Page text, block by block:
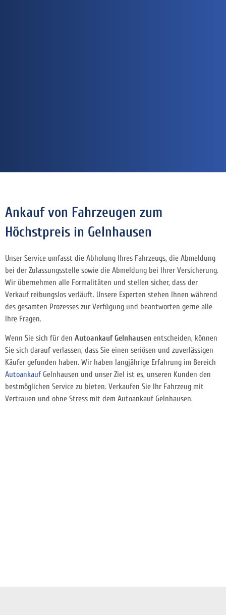
Ankauf von Fahrzeugen zum
Höchstpreis in Gelnhausen
Unser Service umfasst die Abholung Ihres Fahrzeugs, die Abmeldung
bei der Zulassungsstelle sowie die Abmeldung bei Ihrer Versicherung.
Wir übernehmen alle Formalitäten und stellen sicher, dass der
Verkauf reibungslos verläuft. Unsere Experten stehen Ihnen während
des gesamten Prozesses zur Verfügung und beantworten gerne alle
Ihre Fragen.
Wenn Sie sich für den Autoankauf Gelnhausen entscheiden, können
Sie sich darauf verlassen, dass Sie einen seriösen und zuverlässigen
Käufer gefunden haben. Wir haben langjährige Erfahrung im Bereich
AutoankaufGelnhausen und unser Ziel ist es, unseren Kunden den
bestmöglichen Service zu bieten. Verkaufen Sie Ihr Fahrzeug mit
Vertrauen und ohne Stress mit dem Autoankauf Gelnhausen.